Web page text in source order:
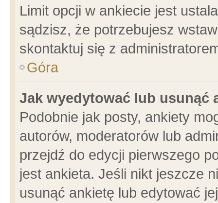
Limit opcji w ankiecie jest
sądzisz, że potrzebujesz
skontaktuj się z
Góra
Jak wyedytować lub usunąć
Podobnie jak posty, ankiety
autorów, moderatorów lub
przejdź do edycji pierwszego
jest ankieta. Jeśli nikt jeszcze
usunąć ankietę lub edytować